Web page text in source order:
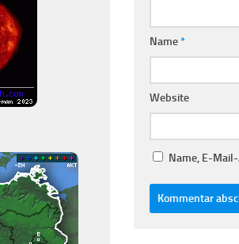
Name*
Website
Name, E-